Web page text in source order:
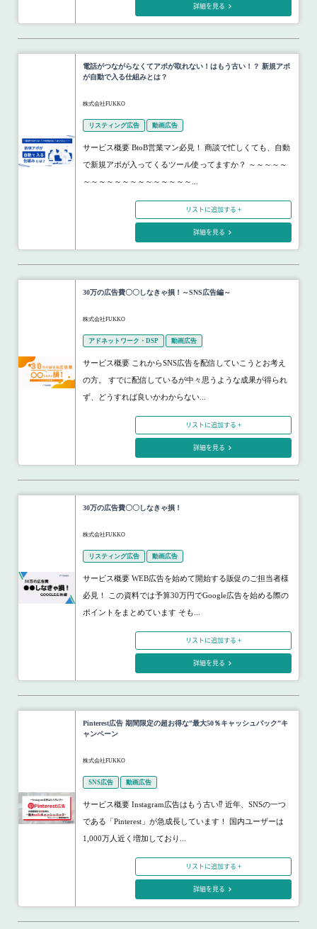
詳細を見る
電話がつながらなくてアポが取れない！はもう古い！？ 新規アポ
が自動で入る仕組みとは？
株式会社FUKKO
リスティング広告 動画広告
サービス概要 BtoB営業マン必見！ 商談で忙しくても、自動
で新規アポが入ってくるツール使ってますか？ ～～～～～
～～～～～～～～～～～～～～...
リストに追加する +
詳細を見る
30万の広告費〇〇しなきゃ損！～SNS広告編～
株式会社FUKKO
アドネットワーク・DSP 動画広告
サービス概要 これからSNS広告を配信していこうとお考え
の方。 すでに配信しているが中々思うような成果が得られ
ず、どうすれば良いかわからない...
リストに追加する +
詳細を見る
30万の広告費〇〇しなきゃ損！
株式会社FUKKO
リスティング広告 動画広告
サービス概要 WEB広告を始めて開始する販促のご担当者様
必見！ この資料では予算30万円でGoogle広告を始める際の
ポイントをまとめています そも...
リストに追加する +
詳細を見る
Pinterest広告 期間限定の超お得な”最大50％キャッシュバック”キ
ャンペーン
株式会社FUKKO
SNS広告 動画広告
サービス概要 Instagram広告はもう古い⁉ 近年、SNSの一つ
である「Pinterest」が急成長しています！ 国内ユーザーは
1,000万人近く増加しており...
リストに追加する +
詳細を見る